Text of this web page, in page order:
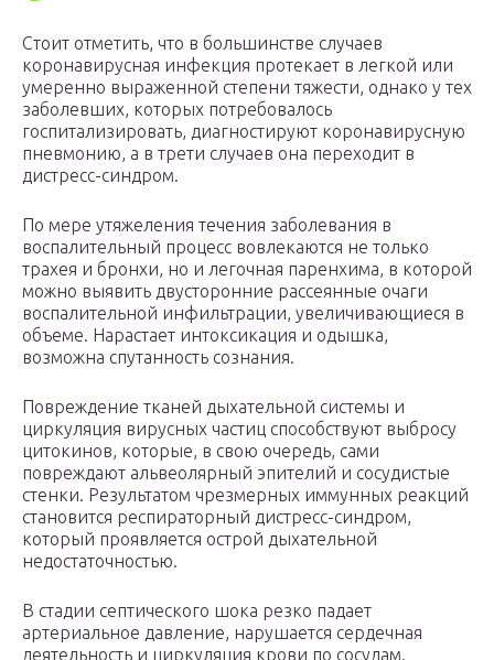
Стоит отметить, что в большинстве случаев
коронавирусная инфекция протекает в легкой или
умеренно выраженной степени тяжести, однако у тех
заболевших, которых потребовалось
госпитализировать, диагностируют коронавирусную
пневмонию, а в трети случаев она переходит в
дистресс-синдром.
По мере утяжеления течения заболевания в
воспалительный процесс вовлекаются не только
трахея и бронхи, но и легочная паренхима, в которой
можно выявить двусторонние рассеянные очаги
воспалительной инфильтрации, увеличивающиеся в
объеме. Нарастает интоксикация и одышка,
возможна спутанность сознания.
Повреждение тканей дыхательной системы и
циркуляция вирусных частиц способствуют выбросу
цитокинов, которые, в свою очередь, сами
повреждают альвеолярный эпителий и сосудистые
стенки. Результатом чрезмерных иммунных реакций
становится респираторный дистресс-синдром,
который проявляется острой дыхательной
недостаточностью.
В стадии септического шока резко падает
артериальное давление, нарушается сердечная
деятельность и циркуляция крови по сосудам.